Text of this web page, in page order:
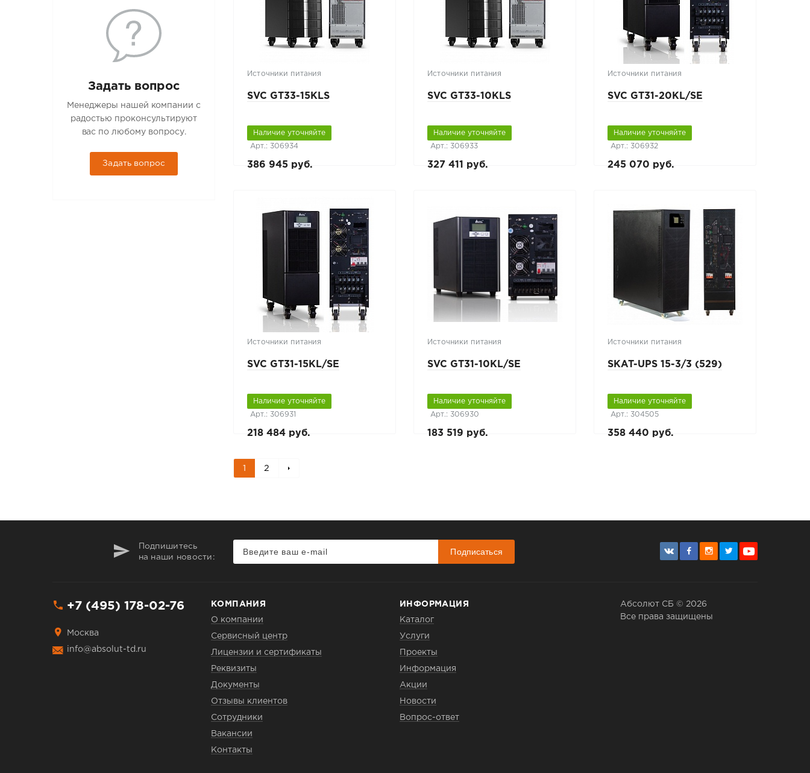
Задать вопрос
Менеджеры нашей компании с
радостью проконсультируют
вас по любому вопросу.
Задать вопрос
Источники питания
SVC GT33-15KLS
Наличие уточняйте
Арт.: 306934
386 945 руб.
Источники питания
SVC GT33-10KLS
Наличие уточняйте
Арт.: 306933
327 411 руб.
Источники питания
SVC GT31-20KL/SE
Наличие уточняйте
Арт.: 306932
245 070 руб.
Источники питания
SVC GT31-15KL/SE
Наличие уточняйте
Арт.: 306931
218 484 руб.
Источники питания
SVC GT31-10KL/SE
Наличие уточняйте
Арт.: 306930
183 519 руб.
Источники питания
SKAT-UPS 15-3/3 (529)
Наличие уточняйте
Арт.: 304505
358 440 руб.
1 2
Подпишитесь
на наши новости:
Подписаться
+7 (495) 178-02-76
Москва
info@absolut-td.ru
КОМПАНИЯ
О компании
Сервисный центр
Лицензии и сертификаты
Реквизиты
Документы
Отзывы клиентов
Сотрудники
Вакансии
Контакты
ИНФОРМАЦИЯ
Каталог
Услуги
Проекты
Информация
Акции
Новости
Вопрос-ответ
Абсолют СБ © 2026
Все права защищены